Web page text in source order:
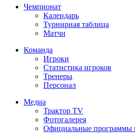
Чемпионат
Календарь
Турнирная таблица
Матчи
Команда
Игроки
Статистика игроков
Тренеры
Персонал
Медиа
Трактор TV
Фотогалерея
Официальные программы